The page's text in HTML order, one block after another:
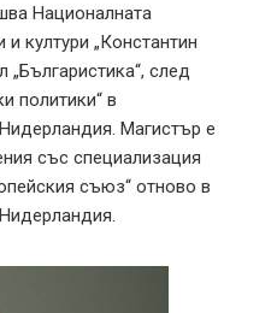
Националната
култури „Константин
след
политики“ в
Магистър е
със специализация
съюз“ отново в